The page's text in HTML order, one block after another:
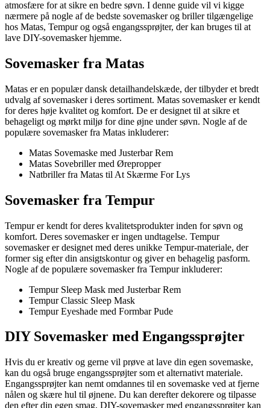
atmosfære for at sikre en bedre søvn. I denne guide vil vi kigge
nærmere på nogle af de bedste sovemasker og briller tilgængelige
hos Matas, Tempur og også engangssprøjter, der kan bruges til at
lave DIY-sovemasker hjemme.
Sovemasker fra Matas
Matas er en populær dansk detailhandelskæde, der tilbyder et bredt
udvalg af sovemasker i deres sortiment. Matas sovemasker er kendt
for deres høje kvalitet og komfort. De er designet til at sikre et
behageligt og mørkt miljø for dine øjne under søvn. Nogle af de
populære sovemasker fra Matas inkluderer:
Matas Sovemaske med Justerbar Rem
Matas Sovebriller med Ørepropper
Natbriller fra Matas til At Skærme For Lys
Sovemasker fra Tempur
Tempur er kendt for deres kvalitetsprodukter inden for søvn og
komfort. Deres sovemasker er ingen undtagelse. Tempur
sovemasker er designet med deres unikke Tempur-materiale, der
former sig efter din ansigtskontur og giver en behagelig pasform.
Nogle af de populære sovemasker fra Tempur inkluderer:
Tempur Sleep Mask med Justerbar Rem
Tempur Classic Sleep Mask
Tempur Eyeshade med Formbar Pude
DIY Sovemasker med Engangssprøjter
Hvis du er kreativ og gerne vil prøve at lave din egen sovemaske,
kan du også bruge engangssprøjter som et alternativt materiale.
Engangssprøjter kan nemt omdannes til en sovemaske ved at fjerne
nålen og skære hul til øjnene. Du kan derefter dekorere og tilpasse
den efter din egen smag. DIY-sovemasker med engangssprøjter kan